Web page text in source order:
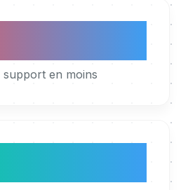
support en moins